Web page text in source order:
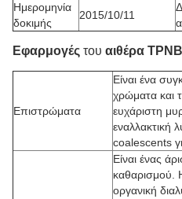
Ημερομηνία
δοκιμής
2015/10/11
Εφαρμογές του αιθέρα
Επιστρώματα
Είναι ένα
χρώματα και
ευχάριστη
εναλλακτική
coalescents
Είναι ένας
καθαρισμού.
οργανική